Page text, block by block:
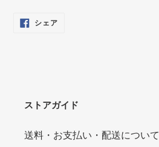
シェアFACEBOOK
ストアガイド
送料・お支払い・配送について